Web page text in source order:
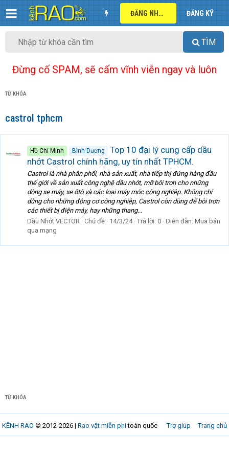
ĐĂNG NHẬP ĐĂNG KÝ
TÌM
Đừng cố SPAM, sẽ cấm vĩnh viễn ngay và luôn
TỪ KHÓA
castrol tphcm
Hồ Chí Minh Bình Dương
Top 10 đại lý cung cấp dầu
nhớt Castrol chính hãng, uy tín nhất TPHCM.
Castrol là nhà phân phối, nhà sản xuất, nhà tiếp thị đứng hàng đầu
thế giới về sản xuất công nghệ dầu nhớt, mỡ bôi trơn cho những
dòng xe máy, xe ôtô và các loại máy móc công nghiệp. Không chỉ
dùng cho những động cơ công nghiệp, Castrol còn dùng để bôi trơn
các thiết bị điện máy, hay những thang...
Dầu Nhớt VECTOR Chủ đề 14/3/24 Trả lời: 0 Diễn đàn: Mua bán
qua mạng
TỪ KHÓA
Trợ giúp Trang chủ
KÊNH RAO © 2012-2026 | Rao vặt miễn phítoàn quốc